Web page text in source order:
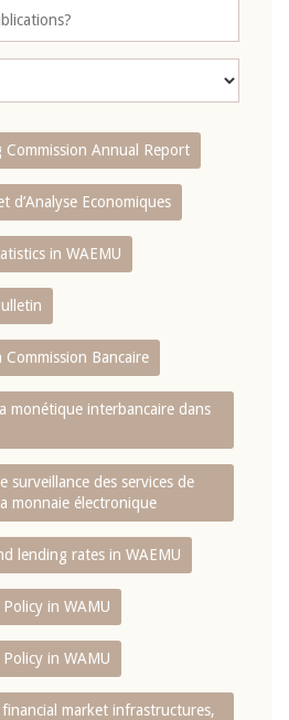
Commission Annual Report
d’Analyse Economiques
in WAEMU
Bancaire
monétique interbancaire dans
surveillance des services de
monnaie électronique
lending rates in WAEMU
in WAMU
in WAMU
financial market infrastructures,